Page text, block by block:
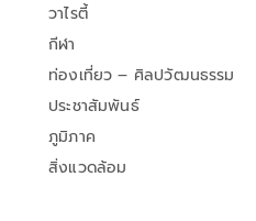
วาไรตี้
กีฬา
ท่องเที่ยว – ศิลปวัฒนธรรม
ประชาสัมพันธ์
ภูมิภาค
สิ่งแวดล้อม